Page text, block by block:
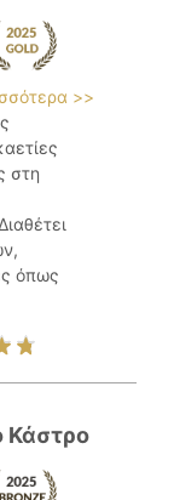
>>
στη
όπως
Κάστρο